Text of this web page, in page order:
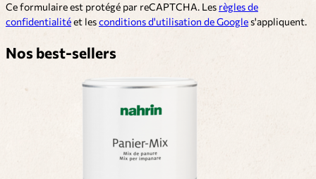
Ce formulaire est protégé par reCAPTCHA. Les règles de
confidentialitéet lesconditions d'utilisation de Googles'appliquent.
Nos best-sellers